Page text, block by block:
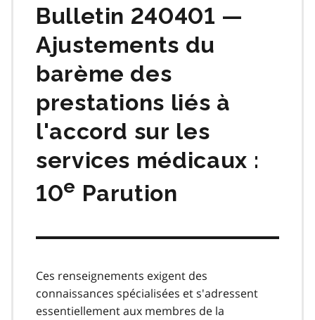
Bulletin 240401 —
Ajustements du
barème des
prestations liés à
l'accord sur les
services médicaux :
10e Parution
Ces renseignements exigent des
connaissances spécialisées et s'adressent
essentiellement aux membres de la